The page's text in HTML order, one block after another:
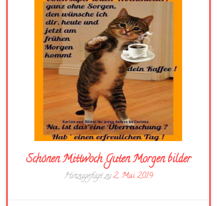
Schönen Mittwoch Guten Morgen bilder
Hinzugefügt zu2. Mai 2019